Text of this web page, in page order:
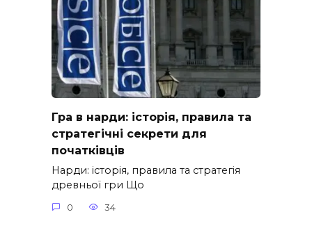
Гра в нарди: історія, правила та
стратегічні секрети для
початківців
Нарди: історія, правила та стратегія
древньої гри Що
0 34